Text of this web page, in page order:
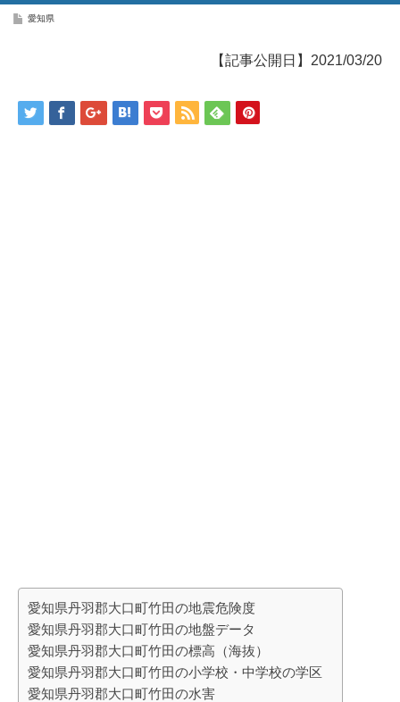
愛知県
【記事公開日】2021/03/20
愛知県丹羽郡大口町竹田の地震危険度
愛知県丹羽郡大口町竹田の地盤データ
愛知県丹羽郡大口町竹田の標高（海抜）
愛知県丹羽郡大口町竹田の小学校・中学校の学区
愛知県丹羽郡大口町竹田の水害